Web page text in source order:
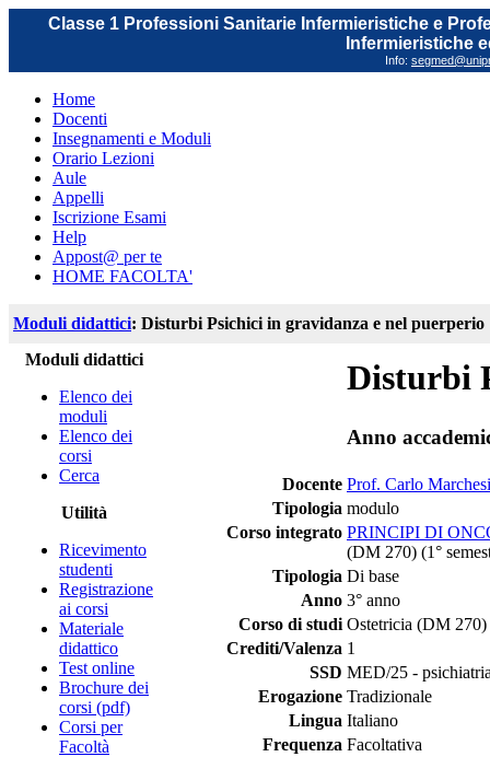
Classe 1 Professioni Sanitarie Infermieristiche e
Infermieristiche
Info:
Home
Docenti
Insegnamenti e Moduli
Orario Lezioni
Aule
Appelli
Iscrizione Esami
Help
Appost@ per te
HOME FACOLTA'
Moduli didattici: Disturbi Psichici in gravidanza e nel puerperio
Moduli didattici
Elenco dei
moduli
Elenco dei
corsi
Cerca
Utilità
Ricevimento
studenti
Registrazione
ai corsi
Materiale
didattico
Test online
Brochure dei
corsi (pdf)
Corsi per
Facoltà
Disturbi
Anno
Docente Prof. Carlo Marchesi
Tipologia modulo
Corso integrato PRINCIPI DI
(DM 270) (1°
Tipologia Di base
Anno 3° anno
Corso di studi Ostetricia (DM 270)
Crediti/Valenza 1
SSD MED/25 -
Erogazione Tradizionale
Lingua Italiano
Frequenza Facoltativa